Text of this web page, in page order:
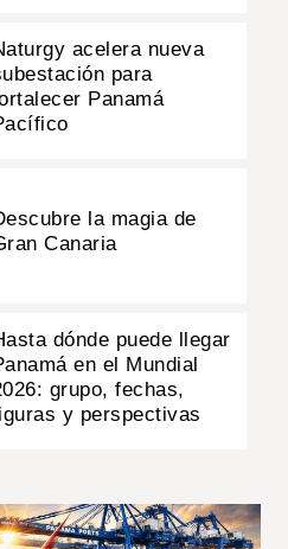
acelera nueva
para
Panamá
la magia de
Canaria
dónde puede llegar
en el Mundial
grupo, fechas,
y perspectivas